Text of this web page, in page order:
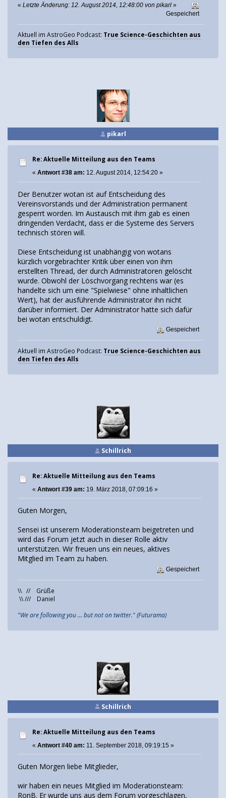
« Letzte Änderung: 12. August 2014, 12:48:00 von pikarl »
Gespeichert
Aktuell im AstroGeo Podcast: True Science-Geschichten aus
den Tiefen des Alls
pikarl
Re: Aktuelle Mitteilung aus den Teams
« Antwort #38 am: 12. August 2014, 12:54:20 »
Der Benutzer wotan ist auf Entscheidung des
Vereinsvorstands und der Administration permanent
gesperrt worden. Im Austausch mit ihm gab es einen
dringenden Verdacht, dass er die Systeme des Servers
technisch stören will.
Diese Entscheidung ist unabhängig von wotans
kürzlich vorgebrachter Kritik über einen von ihm
erstellten Thread, der durch Administratoren gelöscht
wurde. Obwohl der Löschvorgang rechtens war (es
handelte sich um eine "Spielwiese" ohne inhaltlichen
Wert), hat der ausführende Administrator ihn nicht
darüber informiert. Der Administrator hatte sich dafür
bei wotan entschuldigt.
Gespeichert
Aktuell im AstroGeo Podcast: True Science-Geschichten aus
den Tiefen des Alls
Schillrich
Re: Aktuelle Mitteilung aus den Teams
« Antwort #39 am: 19. März 2018, 07:09:16 »
Guten Morgen,
Sensei ist unserem Moderationsteam beigetreten und
wird das Forum jetzt auch in dieser Rolle aktiv
unterstützen. Wir freuen uns ein neues, aktives
Mitglied im Team zu haben.
Gespeichert
\\ // Grüße
\\ /// Daniel
"We are following you ... but not on twitter." (Futurama)
Schillrich
Re: Aktuelle Mitteilung aus den Teams
« Antwort #40 am: 11. September 2018, 09:19:15 »
Guten Morgen liebe Mitglieder,
wir haben ein neues Mitglied im Moderationsteam:
RonB. Er wurde uns aus dem Forum vorgeschlagen,